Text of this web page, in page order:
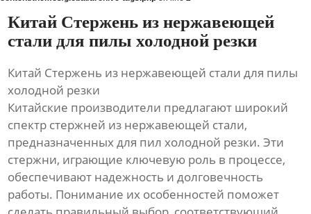
Китай Стержень из нержавеющей
стали для пилы холодной резки
Китай Стержень из нержавеющей стали для пилы
холодной резки
Китайские производители предлагают широкий
спектр стержней из нержавеющей стали,
предназначенных для пил холодной резки. Эти
стержни, играющие ключевую роль в процессе,
обеспечивают надежность и долговечность
работы. Понимание их особенностей поможет